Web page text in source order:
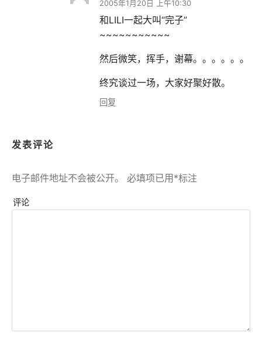
2005年1月20日 上午10:30
和LILI一起大叫“完子”
~~~~~~~~~~~
然后微笑，挥手，谢幕。。。。。。
终究谈过一场，大家好聚好散。
回复
发表评论
电子邮件地址不会被公开。 必填项已用 *标注
评论